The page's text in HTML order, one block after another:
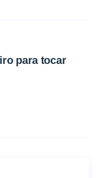
para tocar